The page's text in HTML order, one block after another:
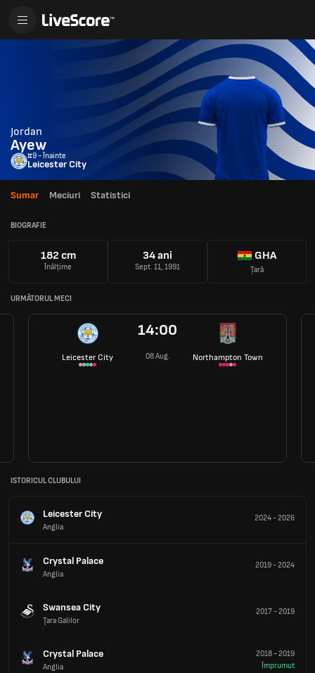
Jordan
Ayew
#9 - Înainte
Leicester City
Sumar Meciuri Statistici
BIOGRAFIE
182 cm
Înălțime
34 ani
Sept. 11, 1991
GHA
Țară
URMĂTORUL MECI
Leicester City
14:00
08 Aug. Northampton Town
ISTORICUL CLUBULUI
Leicester City
Anglia
2024-2026
Crystal Palace
Anglia
2019-2024
Swansea City
Ţara Galilor
2017-2019
Crystal Palace
Anglia
2018-2019
Împrumut